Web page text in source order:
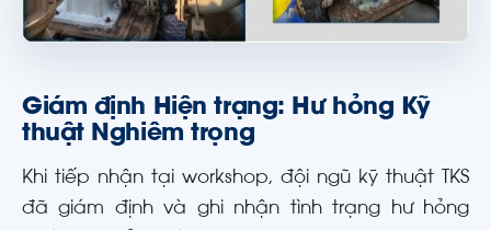
Giám định Hiện trạng: Hư hỏng Kỹ
thuật Nghiêm trọng
Khi tiếp nhận tại workshop, đội ngũ kỹ thuật TKS
đã giám định và ghi nhận tình trạng hư hỏng